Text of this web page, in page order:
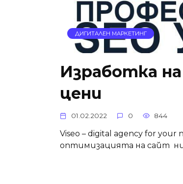
ДИГИТАЛЕН МАРКЕТИНГ
Изработка
цени
01.02.2022 0 844
Viseo – digital agency for
оптимизацията на сайт